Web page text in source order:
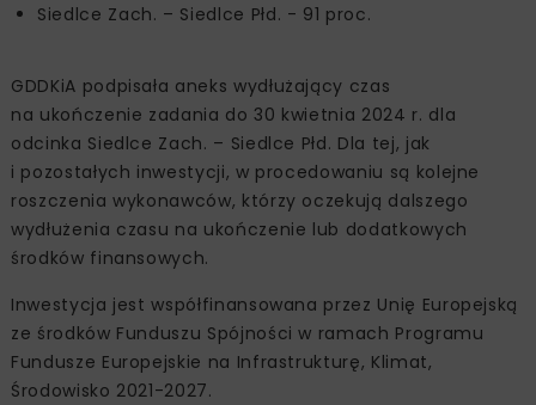
Siedlce Zach. – Siedlce Płd. - 91 proc.
GDDKiA podpisała aneks wydłużający czas
na ukończenie zadania do 30 kwietnia 2024 r. dla
odcinka Siedlce Zach. – Siedlce Płd. Dla tej, jak
i pozostałych inwestycji, w procedowaniu są kolejne
roszczenia wykonawców, którzy oczekują dalszego
wydłużenia czasu na ukończenie lub dodatkowych
środków finansowych.
Inwestycja jest współfinansowana przez Unię Europejską
ze środków Funduszu Spójności w ramach Programu
Fundusze Europejskie na Infrastrukturę, Klimat,
Środowisko 2021-2027.